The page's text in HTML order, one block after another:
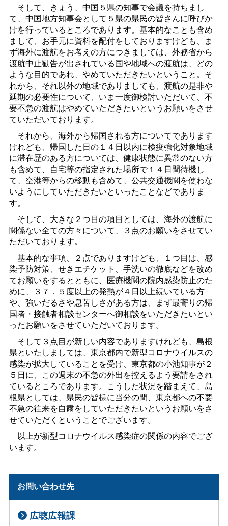
そして、きょう、中国５県の知事で会議を持ちまし
て、中国地方知事会として５県の県民の皆さんに呼びか
けを行っているところであります。基本的なことも含め
まして、お手元に資料を配付をしておりますけども、ま
ず海外に渡航をお考えの方につきましては、外務省から
渡航中止勧告が出されている国や地域への渡航は、どの
ような目的であれ、やめていただきたいということ。そ
れから、それ以外の地域でありましても、渡航の是非や
延期の必要性について、いま一度御検討いただいて、不
要不急の渡航はやめていただきたいというお願いをさせ
ていただいております。
それから、海外から帰国される方についてであります
けれども、帰国した日の１４日以内に検疫強化対象地域
に滞在歴のある方については、健康状態に異常のない方
も含めて、自宅等の指定された場所で１４日間待機し
て、空港等からの移動も含めて、公共交通機関を使わな
いようにしていただきたいといったことなどでありま
す。
そして、大きな２つ目の項目としては、海外の渡航に
関係ない全ての方々について、３点のお願いをさせてい
ただいております。
基本的な事項、２点でありますけども、１つ目は、感
染予防対策、せきエチケット、手洗いの徹底などを改め
てお願いをするとともに、医療機関の院内感染防止のた
めに、３７．５度以上の発熱が４日以上続いている方
や、強いだるさや息苦しさがある方は、まず最寄りの帰
国者・接触者相談センターへ御相談をいただきたいとい
ったお願いをさせていただいております。
そして３点目が新しい内容でありますけれども、島根
県といたしましては、東京都内で新型コロナウイルスの
感染が拡大していることを受け、東京都の小池知事が２
５日に、この週末の不急の外出を控えるよう要請をされ
ているところであります。こうした状況を踏まえて、島
根県としては、県民の皆様に当分の間、東京都への不要
不急の往来を自粛をしていただきたいというお願いをさ
せていただくということでございます。
以上が新型コロナウイルス感染症の関係の内容でござ
います。
お問い合わせ先
広聴広報課